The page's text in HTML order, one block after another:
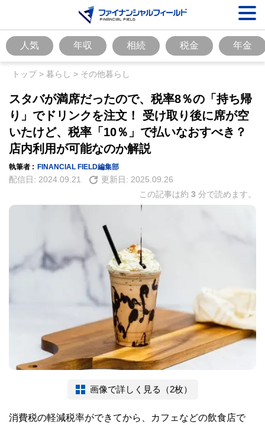
人気 年収 相続 税金 年金
トップ> 暮らし > その他暮らし
スタバが満席だったので、税率8％の「持ち帰
り」でドリンクを注文！ 受け取り後に席が空
いたけど、税率「10％」で払いなおすべき？
店内利用が可能なのか解説
執筆者 : FINANCIAL FIELD編集部
配信日: 2024.09.21 更新日: 2025.09.26
この記事は約 3 分で読めます。
画像で詳しく見る（2枚）
消費税の軽減税率ができてから、カフェなどの飲食店で